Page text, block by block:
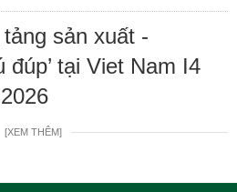
sản xuất -
đúp’ tại Viet Nam I4
[XEM THÊM]